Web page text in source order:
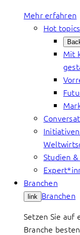
Mehr erfahren
Hot topics
Mit
Studien
Branchen
link Branchen
Setzen Sie auf
Branche